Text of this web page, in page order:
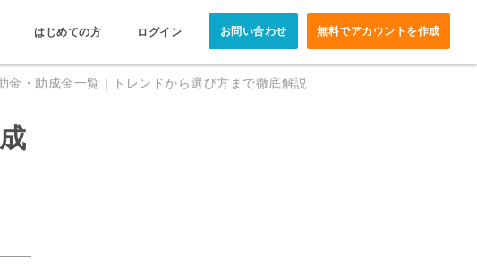
はじめての方 ログイン お問い合わせ 無料でアカウントを作成
金・助成金一覧｜トレンドから選び方まで徹底解説